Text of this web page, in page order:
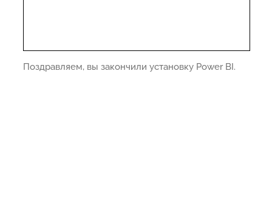
Поздравляем, вы закончили установку Power BI.